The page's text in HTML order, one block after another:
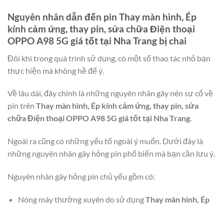
Nguyên nhân dẫn đến pin Thay màn hình, Ép
kính cảm ứng, thay pin, sửa chữa Điện thoại
OPPO A98 5G giá tốt tại Nha Trang bị chai
Đôi khi trong quá trình sử dụng, có một số thao tác nhỏ bạn
thực hiện mà không hề để ý.
Về lâu dài, đây chính là những nguyên nhân gây nên sự cố về
pin trên Thay màn hình, Ép kính cảm ứng, thay pin, sửa
chữa Điện thoại OPPO A98 5G giá tốt tại Nha Trang.
Ngoài ra cũng có những yếu tố ngoài ý muốn. Dưới đây là
những nguyên nhân gây hỏng pin phổ biến mà bạn cần lưu ý.
Nguyên nhân gây hỏng pin chủ yếu gồm có:
Nóng máy thường xuyên do sử dụngThay màn hình, Ép